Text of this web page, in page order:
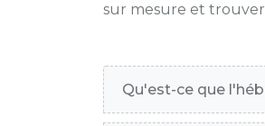
sur mesure et
Qu'est-ce que